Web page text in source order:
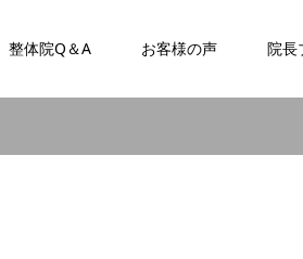
整体院Q＆A お客様の声 院長